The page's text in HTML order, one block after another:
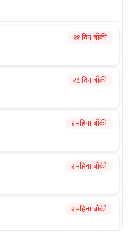
२१ दिन बाँकी
२८ दिन बाँकी
१ महिना बाँकी
२ महिना बाँकी
२ महिना बाँकी